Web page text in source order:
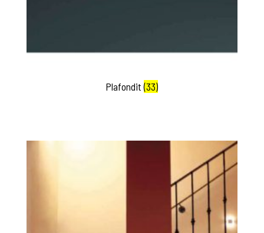
Plafondit(33)